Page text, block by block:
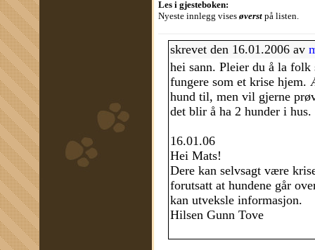
Les i gjesteboken:
Nyeste innlegg vises øverst på listen.
skrevet den 16.01.2006 av
hei sann. Pleier du å la
fungere som et krise hjem.
hund til, men vil gjerne
det blir å ha 2 hunder i hus.
16.01.06
Hei Mats!
Dere kan selvsagt være
forutsatt at hundene går
kan utveksle informasjon.
Hilsen Gunn Tove